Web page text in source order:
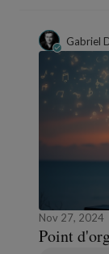
Gabriel
Nov 27, 2024
Point